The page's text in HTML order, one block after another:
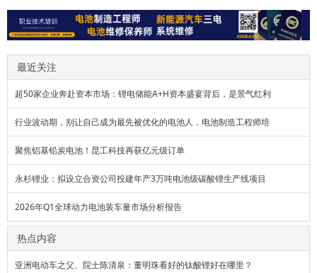
最近关注
超50家企业奔赴资本市场：锂电储能A+H资本盛宴背后，是景气红利
行业波动期，别让自己成为最先被优化的电池人，电池制造工程师培
聚焦铝基铅炭电池！昆工科技再获亿元级订单
永杉锂业：拟设立合资公司投建年产3万吨电池级碳酸锂生产线项目
2026年Q1全球动力电池装车量市场分析报告
热点内容
亚洲电动车之父、院士陈清泉：董明珠看好的钛酸锂好在哪里？